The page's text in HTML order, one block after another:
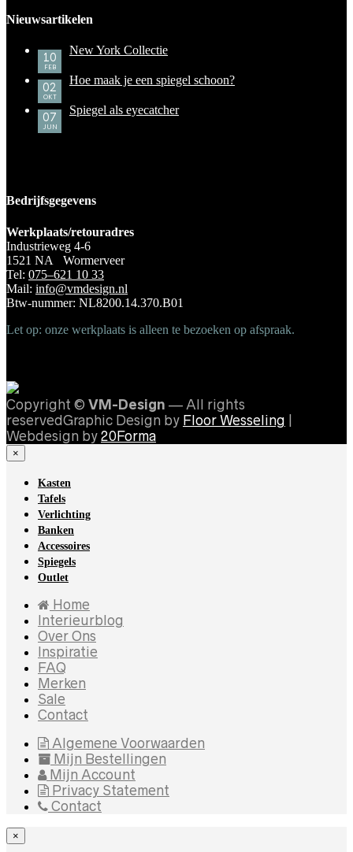
Nieuwsartikelen
10
FEB
New York Collectie
02
OKT
Hoe maak je een spiegel schoon?
07
JUN
Spiegel als eyecatcher
Bedrijfsgegevens
Werkplaats/retouradres
Industrieweg 4-6
1521 NA Wormerveer
Tel: 075–621 10 33
Mail: info@vmdesign.nl
Btw-nummer: NL8200.14.370.B01
Let op: onze werkplaats is alleen te bezoeken op afspraak.
Copyright © VM-Design — All rights
reservedGraphic Design by Floor Wesseling
Webdesign by 20Forma
×
Kasten
Tafels
Verlichting
Banken
Accessoires
Spiegels
Outlet
Home
Interieurblog
Over Ons
Inspiratie
FAQ
Merken
Sale
Contact
Algemene Voorwaarden
Mijn Bestellingen
Mijn Account
Privacy Statement
Contact
×